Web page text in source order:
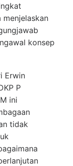
menjelaskan
konsep
Erwin
P
ini
tidak